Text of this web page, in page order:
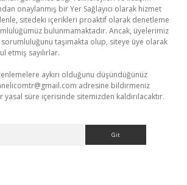
onaylanmış bir Yer Sağlayıcı olarak hizmet
sitedeki içerikleri proaktif olarak denetleme
bulunmamaktadır. Ancak, üyelerimiz
sorumluluğunu taşımakta olup, siteye üye olarak
etmiş sayılırlar.
aykırı olduğunu düşündüğünüz
adresine bildirmeniz
süre içerisinde sitemizden kaldırılacaktır.